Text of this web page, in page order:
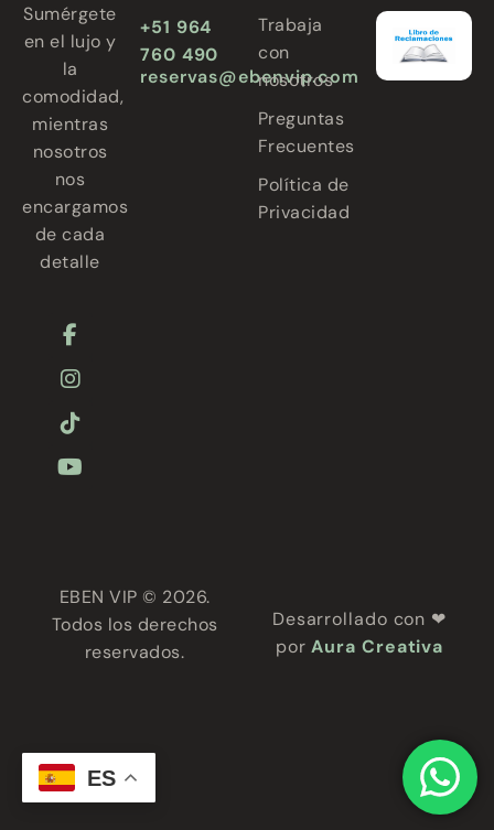
Sumérgete
en el lujo y
la
comodidad,
mientras
nosotros
nos
encargamos
de cada
detalle
+51 964
760 490
reservas@ebenvip.com
Trabaja
con
nosotros
Preguntas
Frecuentes
Política de
Privacidad
EBEN VIP © 2026.
Todos los derechos
reservados.
Desarrollado con ❤
por Aura Creativa
ES